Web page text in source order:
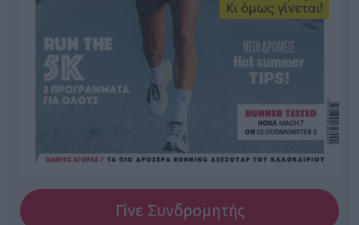
Γίνε Συνδρομητής